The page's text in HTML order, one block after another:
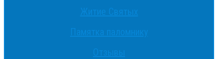
Житие Святых
Памятка паломнику
Отзывы